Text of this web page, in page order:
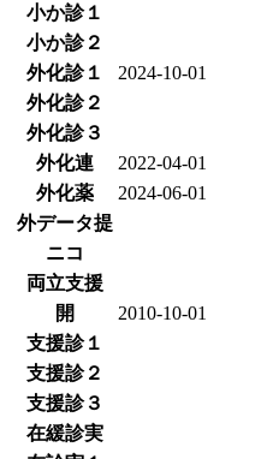
小か診１
小か診２
外化診１
2024-10-01
外化診２
外化診３
外化連
2022-04-01
外化薬
2024-06-01
外データ提
ニコ
両立支援
開
2010-10-01
支援診１
支援診２
支援診３
在緩診実